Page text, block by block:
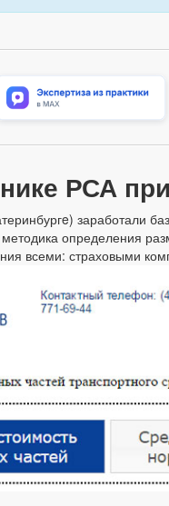
РСА
определения
всеми: страховыми